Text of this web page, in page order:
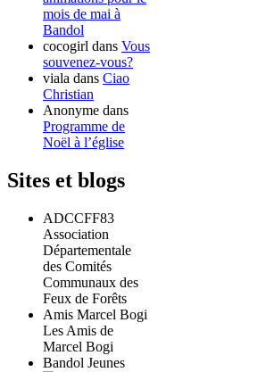
mois de mai à
Bandol
cocogirl dans Vous
souvenez-vous?
viala dans Ciao
Christian
Anonyme dans
Programme de
Noël à l’église
Sites et blogs
ADCCFF83
Association
Départementale
des Comités
Communaux des
Feux de Forêts
Amis Marcel Bogi
Les Amis de
Marcel Bogi
Bandol Jeunes